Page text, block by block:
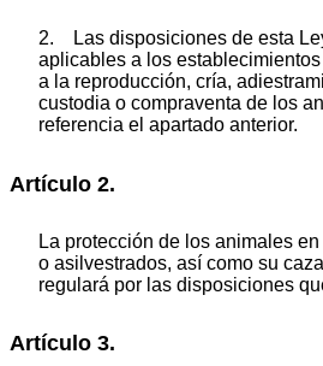
2. Las disposiciones de esta
aplicables a los
a la reproducción, cría,
custodia o compraventa de los
referencia el apartado anterior.
Artículo 2.
La protección de los animales
o asilvestrados, así como su
regulará por las disposiciones
Artículo 3.